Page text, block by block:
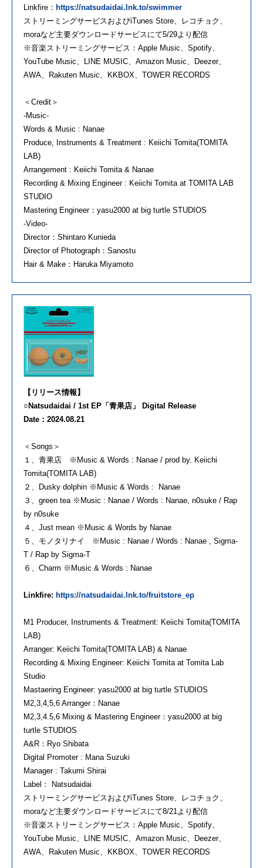
Linkfire： https://natsudaidai.lnk.to/swimmer
ストリーミングサービスおよびiTunes Store、レコチョク、
moraなど主要ダウンロードサービスにて5/29より配信
※音楽ストリーミングサービス：Apple Music、Spotify、
YouTube Music、LINE MUSIC、Amazon Music、Deezer、
AWA、Rakuten Music、KKBOX、TOWER RECORDS
＜Credit＞
-Music-
Words & Music : Nanae
Produce, Instruments & Treatment : Keiichi Tomita(TOMITA
LAB)
Arrangement : Keiichi Tomita & Nanae
Recording & Mixing Engineer : Keiichi Tomita at TOMITA LAB
STUDIO
Mastering Engineer：yasu2000 at big turtle STUDIOS
-Video-
Director：Shintaro Kunieda
Director of Photograph：Sanostu
Hair & Make：Haruka Miyamoto
【リリース情報】
○Natsudaidai / 1st EP「青果店」 Digital Release
Date：2024.08.21
＜Songs＞
１、青果店 ※Music & Words : Nanae / prod by. Keiichi
Tomita(TOMITA LAB)
２、Dusky dolphin ※Music & Words : Nanae
３、green tea ※Music : Nanae / Words : Nanae, n0suke / Rap
by n0suke
４、Just mean ※Music & Words by Nanae
５、モノタリナイ ※Music : Nanae / Words : Nanae , Sigma-
T / Rap by Sigma-T
６、Charm ※Music & Words : Nanae
Linkfire: https://natsudaidai.lnk.to/fruitstore_ep
M1 Producer, Instruments & Treatment: Keiichi Tomita(TOMITA
LAB)
Arranger: Keiichi Tomita(TOMITA LAB) & Nanae
Recording & Mixing Engineer: Keiichi Tomita at Tomita Lab
Studio
Mastaering Engineer: yasu2000 at big turtle STUDIOS
M2,3,4,5,6 Arranger：Nanae
M2,3,4.5,6 Mixing & Mastering Engineer：yasu2000 at big
turtle STUDIOS
A&R：Ryo Shibata
Digital Promoter : Mana Suzuki
Manager : Takumi Shirai
Label： Natsudaidai
ストリーミングサービスおよびiTunes Store、レコチョク、
moraなど主要ダウンロードサービスにて8/21より配信
※音楽ストリーミングサービス：Apple Music、Spotify、
YouTube Music、LINE MUSIC、Amazon Music、Deezer、
AWA、Rakuten Music、KKBOX、TOWER RECORDS